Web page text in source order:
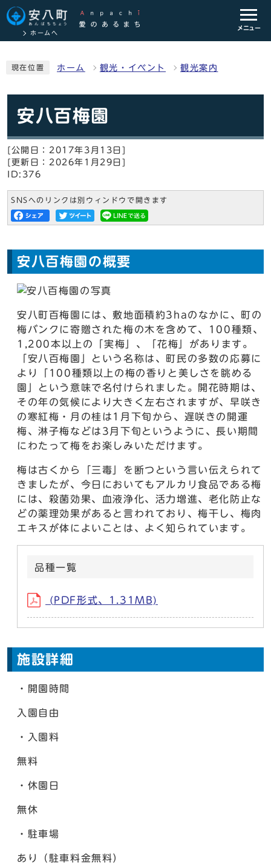
ホームへ
メニュー
現在位置 ホーム 観光・イベント 観光案内
安八百梅園
[公開日：2017年3月13日]
[更新日：2026年1月29日]
ID:376
SNSへのリンクは別ウィンドウで開きます
安八百梅園の概要
安八町百梅園には、敷地面積約3haのなかに、町の
梅バンクに寄贈された梅の木を含めて、100種類、
1,200本以上の「実梅」、「花梅」があります。
「安八百梅園」という名称は、町民の多数の応募に
より「100種類以上の梅の香りと美しさを眺める
園」という意味で名付けられました。開花時期は、
その年の気候により大きく左右されますが、早咲き
の寒紅梅・月の桂は1月下旬から、遅咲きの開運
梅、淋子梅などは3月下旬というように、長い期間
にわたって梅をお楽しみいただけます。
梅は古くから「三毒」を断つという言い伝えられて
きましたが、今日においてもアルカリ食品である梅
には、殺菌効果、血液浄化、活力増進、老化防止な
どの薬理効果があると言われており、梅干し、梅肉
エキスが体によいことは、よく知られています。
品種一覧
(PDF形式、1.31MB)
施設詳細
・開園時間
入園自由
・入園料
無料
・休園日
無休
・駐車場
あり（駐車料金無料）